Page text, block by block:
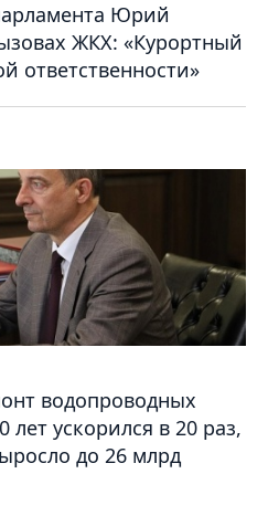
Юрий
ЖКХ: «Курортный
ответственности»
водопроводных
лет ускорился в 20 раз,
до 26 млрд